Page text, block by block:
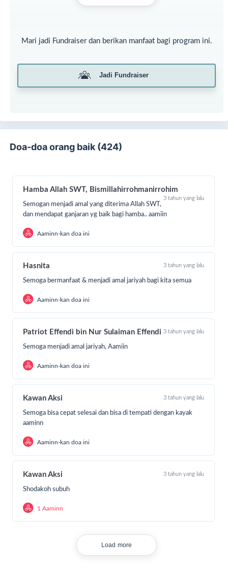
Mari jadi Fundraiser dan berikan manfaat bagi program ini.
Jadi Fundraiser
Doa-doa orang baik (424)
Hamba Allah SWT, Bismillahirrohmanirrohim
3 tahun yang lalu
Semogan menjadi amal yang diterima Allah SWT,
dan mendapat ganjaran yg baik bagi hamba.. aamiin
Aaminn-kan doa ini
Hasnita 3 tahun yang lalu
Semoga bermanfaat & menjadi amal jariyah bagi kita semua
Aaminn-kan doa ini
Patriot Effendi bin Nur Sulaiman Effendi 3 tahun yang lalu
Semoga menjadi amal jariyah, Aamiin
Aaminn-kan doa ini
Kawan Aksi 3 tahun yang lalu
Semoga bisa cepat selesai dan bisa di tempati dengan kayak
aaminn
Aaminn-kan doa ini
Kawan Aksi 3 tahun yang lalu
Shodakoh subuh
1 Aaminn
Load more